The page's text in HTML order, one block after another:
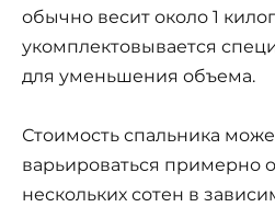
обычно весит около 1
укомплектовывается
для уменьшения объема.
Стоимость спальника
варьироваться примерно
нескольких сотен в